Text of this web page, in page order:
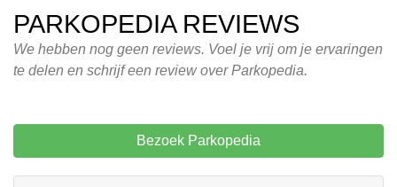
PARKOPEDIA REVIEWS
We hebben nog geen reviews. Voel je vrij om je ervaringen
te delen en schrijf een review over Parkopedia.
Bezoek Parkopedia